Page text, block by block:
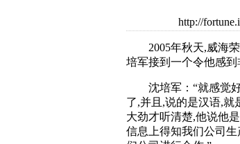
http://
2005年秋天,威海荣
培军接到一个令他感到
沈培军：“就感觉好
了,并且,说的是汉语,就
大劲才听清楚,他说他
信息上得知我们公司